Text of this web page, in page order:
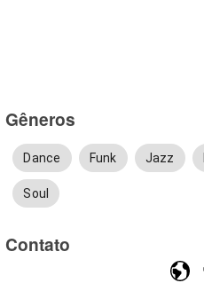
Gêneros
Dance Funk Jazz
Soul
Contato